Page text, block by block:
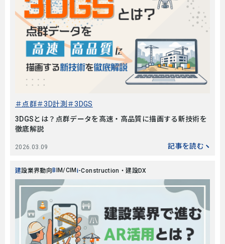
点群 3D計測
3DGS
3DGSとは？点群データを高速・高品質に描画する新技術を
徹底解説
2026.03.09 記事を読む
建設業界動向 BIM/CIM i-Construction・建設DX